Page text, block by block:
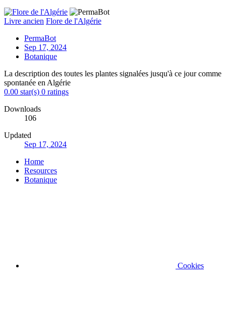
Livre ancien Flore de l'Algérie
PermaBot
Sep 17, 2024
Botanique
La description des toutes les plantes signalées jusqu'à ce jour comme
spontanée en Algérie
0.00 star(s) 0 ratings
Downloads
106
Updated
Sep 17, 2024
Home
Resources
Botanique
Cookies